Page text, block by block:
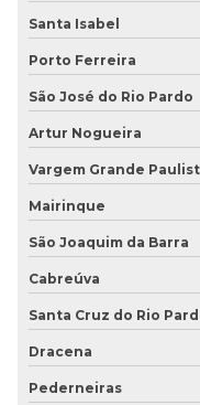
Santa Isabel
Porto Ferreira
São José do Rio Pardo
Artur Nogueira
Vargem Grande
Mairinque
São Joaquim da Barra
Cabreúva
Santa Cruz do Rio
Dracena
Pederneiras